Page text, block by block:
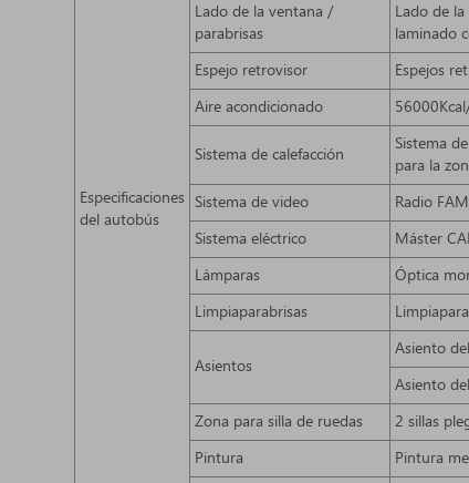
Especificaciones
del autobús
Lado de la ventana /
parabrisas
Lado de
laminado
Espejo retrovisor
Espejos
Aire acondicionado
Sistema de calefacción
Sistema
para la
Sistema de video
Radio
Sistema eléctrico
Máster
Lámparas
Óptica
Limpiaparabrisas
Asientos
Asiento
Asiento
Zona para silla de ruedas
2 sillas
Pintura
Pintura